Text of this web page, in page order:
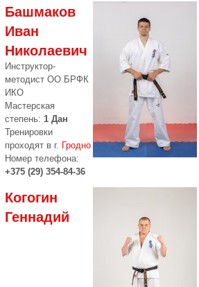
Башмаков
Иван
Николаевич
Инструктор-
методист ОО БРФК
ИКО
Мастерская
степень:1 Дан
Тренировки
проходят в г. Гродно
Номер телефона:
+375 (29) 354-84-36
Когогин
Геннадий